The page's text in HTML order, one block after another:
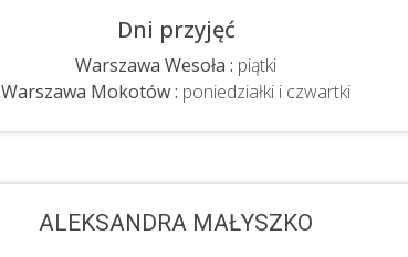
Dni przyjęć
Warszawa Wesoła : piątki
Warszawa Mokotów : poniedziałki i czwartki
ALEKSANDRA MAŁYSZKO